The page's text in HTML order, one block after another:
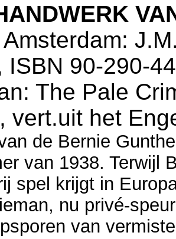
ISBN 90-290-
The Pale
vert.uit het
de Bernie
van 1938. Terwijl
spel krijgt in
nu privé-
van